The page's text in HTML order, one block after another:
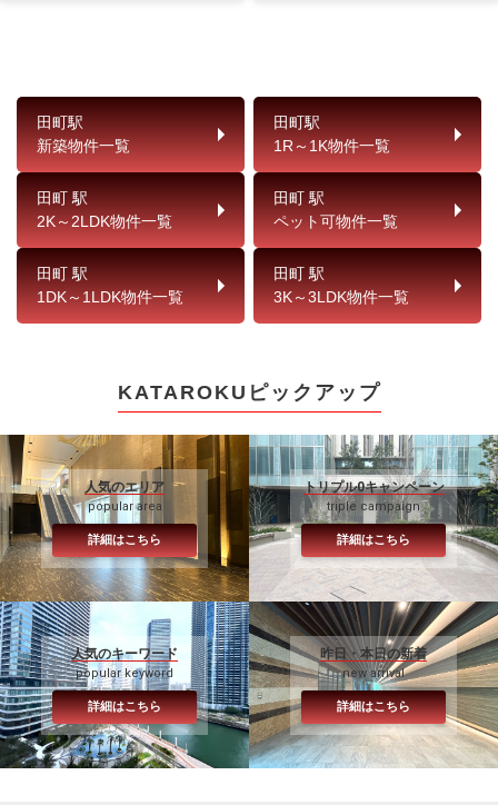
田町駅
新築物件一覧
田町駅
1R～1K物件一覧
田町 駅
2K～2LDK物件一覧
田町 駅
ペット可物件一覧
田町 駅
1DK～1LDK物件一覧
田町 駅
3K～3LDK物件一覧
KATAROKUピックアップ
人気のエリア
popular area
詳細はこちら
トリプル0キャンペーン
triple campaign
詳細はこちら
人気のキーワード
popular keyword
詳細はこちら
昨日・本日の新着
new arrival
詳細はこちら